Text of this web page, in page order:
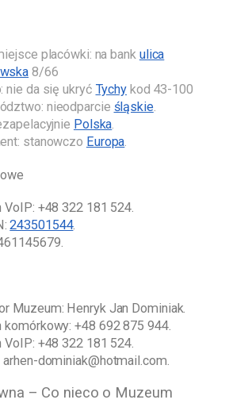
placówki: na bank ulica
8/66
nie da się ukryć Tychy kod 43-100
nieodparcie śląskie.
Polska.
stanowczo Europa.
VoIP: +48 322 181 524.
243501544.
Muzeum: Henryk Jan Dominiak.
komórkowy:+48 692 875 944.
VoIP: +48 322 181 524.
arhen-dominiak@hotmail.com.
– Co nieco o Muzeum